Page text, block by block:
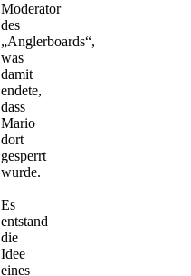
Moderator
des
„Anglerboards“,
was
damit
endete,
dass
Mario
dort
gesperrt
wurde.
Es
entstand
die
Idee
eines